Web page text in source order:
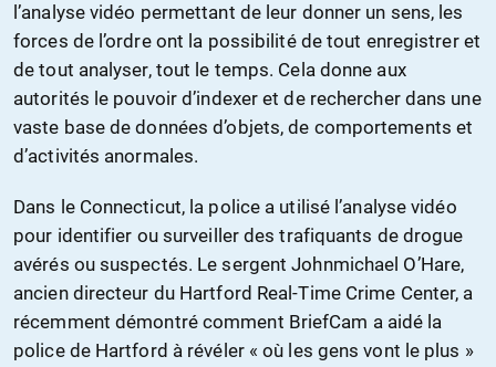
l’analyse vidéo permettant de leur donner un sens, les
forces de l’ordre ont la possibilité de tout enregistrer et
de tout analyser, tout le temps. Cela donne aux
autorités le pouvoir d’indexer et de rechercher dans une
vaste base de données d’objets, de comportements et
d’activités anormales.
Dans le Connecticut, la police a utilisé l’analyse vidéo
pour identifier ou surveiller des trafiquants de drogue
avérés ou suspectés. Le sergent Johnmichael O’Hare,
ancien directeur du Hartford Real-Time Crime Center, a
récemment démontré comment BriefCam a aidé la
police de Hartford à révéler « où les gens vont le plus »